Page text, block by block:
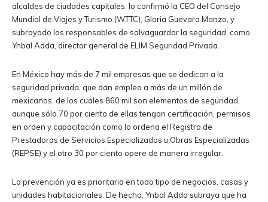
alcaldes de ciudades capitales; lo confirmó la CEO del Consejo
Mundial de Viajes y Turismo (WTTC), Gloria Guevara Manzo, y
subrayado los responsables de salvaguardar la seguridad, como
Ynbal Adda, director general de ELIM Seguridad Privada.
En México hay más de 7 mil empresas que se dedican a la
seguridad privada, que dan empleo a más de un millón de
mexicanos, de los cuales 860 mil son elementos de seguridad,
aunque sólo 70 por ciento de ellas tengan certificación, permisos
en orden y capacitación como lo ordena el Registro de
Prestadoras de Servicios Especializados u Obras Especializadas
(REPSE) y el otro 30 por ciento opere de manera irregular.
La prevención ya es prioritaria en todo tipo de negocios, casas y
unidades habitacionales. De hecho, Ynbal Adda subraya que ha